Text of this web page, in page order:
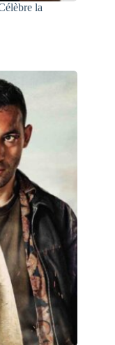
la